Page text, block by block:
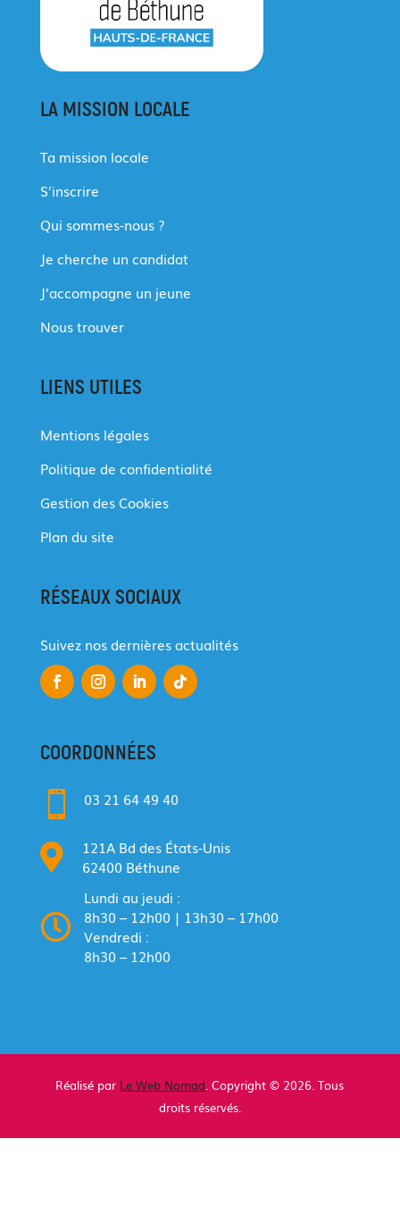
LA MISSION LOCALE
Ta mission locale
S’inscrire
Qui sommes-nous ?
Je cherche un candidat
J’accompagne un jeune
Nous trouver
LIENS UTILES
Mentions légales
Politique de confidentialité
Gestion des Cookies
Plan du site
RÉSEAUX SOCIAUX
Suivez nos dernières actualités
COORDONNÉES
 03 21 64 49 40

121A Bd des États-Unis
62400 Béthune

Lundi au jeudi :
8h30 – 12h00 | 13h30 – 17h00
Vendredi :
8h30 – 12h00
Réalisé par Le Web Nomad . Copyright © 2026. Tous
droits réservés.